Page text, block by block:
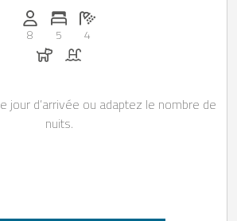
Personnes (max): 8
8
Nombre de chambres: 5
5
Nombre de salles de bain: 4
4
Chiens autorisés
Piscine
jour d’arrivée ou adaptez le nombre de
nuits.